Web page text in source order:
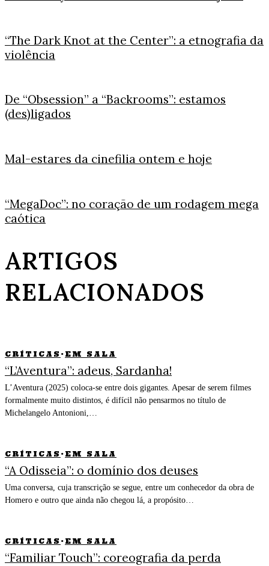
“The Dark Knot at the Center”: a etnografia da
violência
De “Obsession” a “Backrooms”: estamos
(des)ligados
Mal-estares da cinefilia ontem e hoje
“MegaDoc”: no coração de um rodagem mega
caótica
ARTIGOS
RELACIONADOS
CRÍTICAS · EM SALA
“L’Aventura”: adeus, Sardanha!
L’Aventura (2025) coloca-se entre dois gigantes. Apesar de serem filmes
formalmente muito distintos, é difícil não pensarmos no título de
Michelangelo Antonioni,…
CRÍTICAS · EM SALA
“A Odisseia”: o domínio dos deuses
Uma conversa, cuja transcrição se segue, entre um conhecedor da obra de
Homero e outro que ainda não chegou lá, a propósito…
CRÍTICAS · EM SALA
“Familiar Touch”: coreografia da perda